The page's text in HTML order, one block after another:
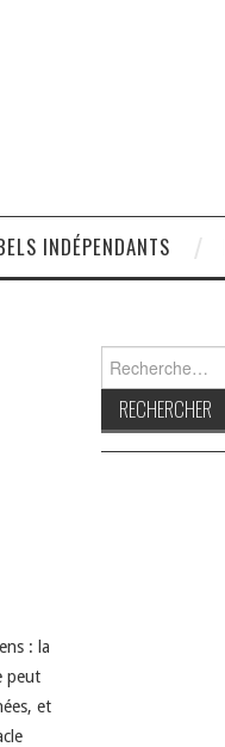
INDÉPENDANTS
: la
peut
et